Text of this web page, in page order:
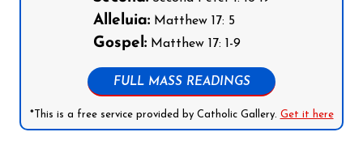
Alleluia:Matthew 17: 5
Gospel:Matthew 17: 1-9
FULL MASS READINGS
*This is a free service provided by Catholic Gallery. Get it here